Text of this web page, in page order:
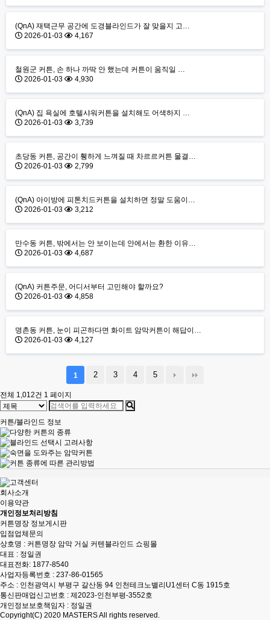
(QnA) 재택근무 공간에 도경블라인드가 잘 맞을지 고…
2026-01-03
4,167
철원군 커튼, 손 하나 까딱 안 했는데 커튼이 움직일 …
2026-01-03
4,930
(QnA) 집 욕실에 호텔샤워커튼을 설치해도 어색하지 …
2026-01-03
3,739
초당동 커튼, 공간이 휑하게 느껴질 때 차르르커튼 물결…
2026-01-03
2,799
(QnA) 아이방에 피톤치드커튼을 설치하면 정말 도움이…
2026-01-03
3,212
만수동 커튼, 밖에서는 안 보이는데 안에서는 환한 이유…
2026-01-03
4,687
(QnA) 커튼주문, 어디서부터 고민해야 할까요?
2026-01-03
4,858
명촌동 커튼, 눈이 피곤하다면 화이트 암막커튼이 해답이…
2026-01-03
4,127
1 2 3 4 5
전체 1,012건 1 페이지
커튼/블라인드 정보
회사소개
이용약관
개인정보처리방침
커튼명장 정보게시판
입점업체문의
상호명 : 커튼명장 암막 거실 커텐블라인드 쇼핑몰
대표 : 정일권
대표전화: 1877-8540
사업자등록번호 : 237-86-01565
주소 : 인천광역시 부평구 갈산동 94 인천테크노밸리U1센터 C동 1915호
통신판매업신고번호 : 제2023-인천부평-3552호
개인정보보호책임자 : 정일권
Copyright(C) 2020 MASTERSAll rights reserved.